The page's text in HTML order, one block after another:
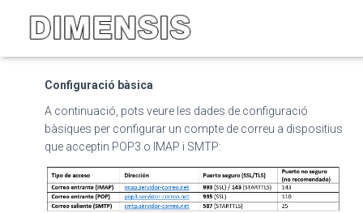
Com configurar el correu
Configuració bàsica
A continuació, pots veure les dades de configuració
bàsiques per configurar un compte de correu a dispositius
que acceptin POP3 o IMAP i SMTP: